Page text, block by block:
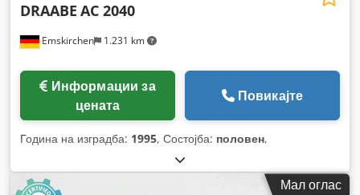
Emskirchen 1.231 km
DRAABE AC 2040
цената
Повикајте
Година на изградба: 1995, Состојба: половен,
Мал оглас